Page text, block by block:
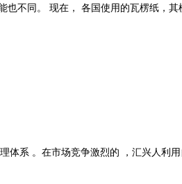
也不同。 现在， 各国 使用的瓦楞纸，其
体系 。在市场竞争激烈的 ，汇兴人利